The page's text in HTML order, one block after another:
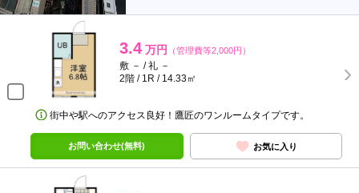
3.4 万円 （管理費等2,000円）
敷 － / 礼 －
2階 / 1R / 14.33㎡
街中や駅へのアクセス良好！鷹匠のワンルームタイプです。
お問い合わせ(無料) お気に入り